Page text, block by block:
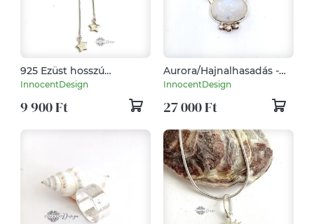
925 Ezüst hosszú
bedugós fülbevaló
csillaggal láncon
InnocentDesign
9 900 Ft
Aurora/Hajnalhasadás -
Ezüst medál holdkővel,
csillagokkal, holddal
InnocentDesign
27 000 Ft